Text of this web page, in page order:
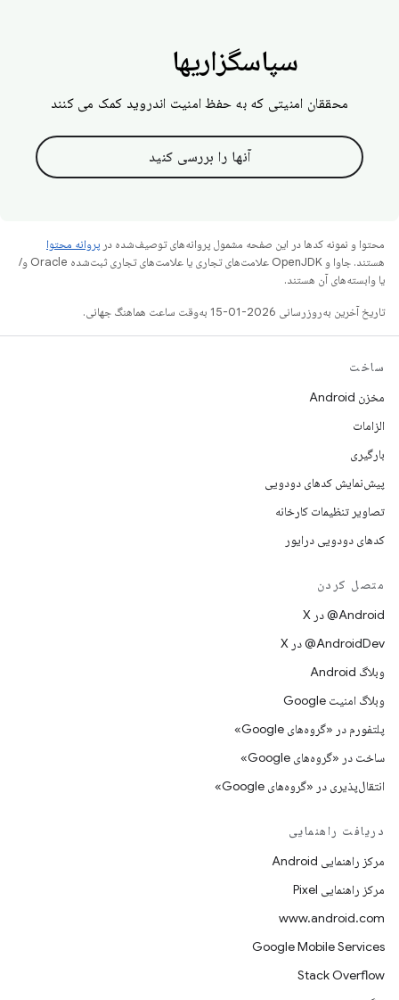
سپاسگزاریها
محققان امنیتی که به حفظ امنیت اندروید کمک می کنند
آنها را بررسی کنید
محتوا و نمونه کدها در این صفحه مشمول پروانه‌های توصیف‌شده در پروانه محتوا
هستند. جاوا و OpenJDK علامت‌های تجاری یا علامت‌های تجاری ثبت‌شده Oracle و/
یا وابسته‌های آن هستند.
تاریخ آخرین به‌روزرسانی 2026-01-15 به‌وقت ساعت هماهنگ جهانی.
ساخت
مخزن Android
الزامات
بارگیری
پیش‌نمایش کدهای دودویی
تصاویر تنظیمات کارخانه
کدهای دودویی درایور
متصل کردن
‫‎@Android در X
‫‎@AndroidDev در X
وبلاگ Android
وبلاگ امنیت Google
پلتفورم در «گروه‌های Google»
ساخت در «گروه‌های Google»
انتقال‌پذیری در «گروه‌های Google»
دریافت راهنمایی
مرکز راهنمایی Android
مرکز راهنمایی Pixel
www.android.com
Google Mobile Services
Stack Overflow